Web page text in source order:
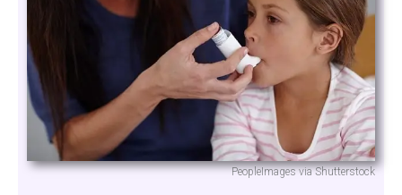
PeopleImages via Shutterstock